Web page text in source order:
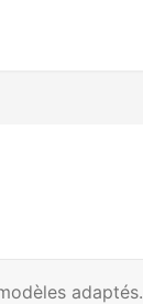
adaptés.